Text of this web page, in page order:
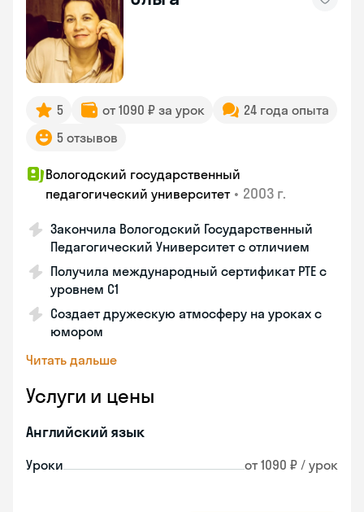
5 от 1090 ₽ за урок
24 года опыта
5 отзывов
Вологодский государственный
педагогический университет • 2003 г.
Закончила Вологодский Государственный
Педагогический Университет с отличием
Получила международный сертификат PTE с
уровнем C1
Создает дружескую атмосферу на уроках с
юмором
Читать дальше
Услуги и цены
Английский язык
Уроки от 1090 ₽ / урок